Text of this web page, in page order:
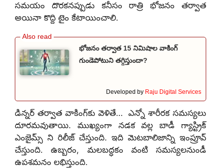
సమయం దొరకనప్పుడు కనీసం రాత్రి భోజనం తర్వాత
అయినా కొద్ది టైం కేటాయించాలి.
భోజనం తర్వాత 15 నిమిషాల వాకింగ్
గుండెపోటుని తగ్గిస్తుందా?
Developed by Raju Digital Services
డిన్నర్ తర్వాత వాకింగ్‌కు వెళితే… ఎన్నో శారీరక సమస్యలు
దూరమవుతాయి. ముఖ్యంగా నడక వల్ల బాడీ గ్యాస్ట్రిక్
ఎంజైమ్స్ ని రిలీజ్ చేస్తుంది. ఇది మెటబాలిజాన్ని ఇంప్రూవ్
చేస్తుంది. ఉబ్బరం, మలబద్ధకం వంటి సమస్యలనుండీ
ఉపశమనం లభిస్తుంది.